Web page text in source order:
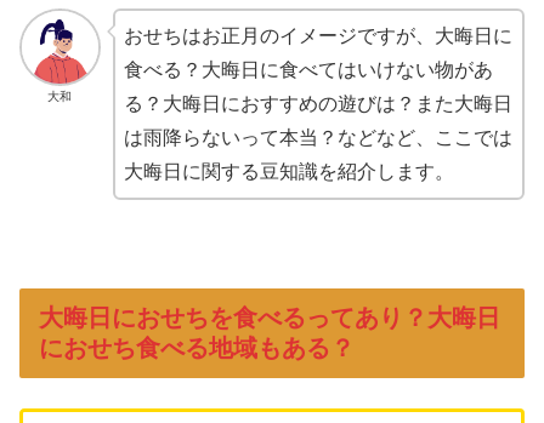
大和
おせちはお正月のイメージですが、大晦日に
食べる？大晦日に食べてはいけない物があ
る？大晦日におすすめの遊びは？また大晦日
は雨降らないって本当？などなど、ここでは
大晦日に関する豆知識を紹介します。
大晦日におせちを食べるってあり？大晦日
におせち食べる地域もある？